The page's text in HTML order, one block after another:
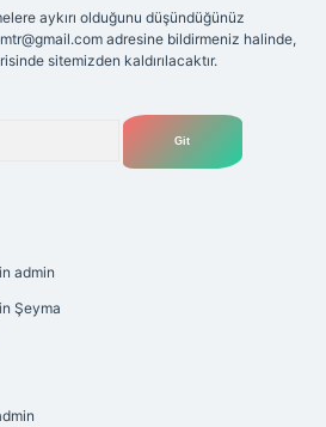
aykırı olduğunu düşündüğünüz
adresine bildirmeniz halinde,
sitemizden kaldırılacaktır.
admin
Şeyma